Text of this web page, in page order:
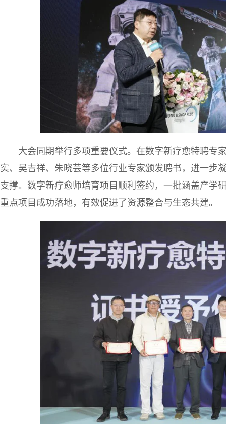
大会同期举行多项重要仪式。在数字新疗愈特聘专
实、吴吉祥、朱晓芸等多位行业专家颁发聘书，进一步
支撑。数字新疗愈师培育项目顺利签约，一批涵盖产学
重点项目成功落地，有效促进了资源整合与生态共建。